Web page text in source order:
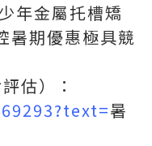
年金屬托槽矯
暑期優惠極具競
估）：
暑